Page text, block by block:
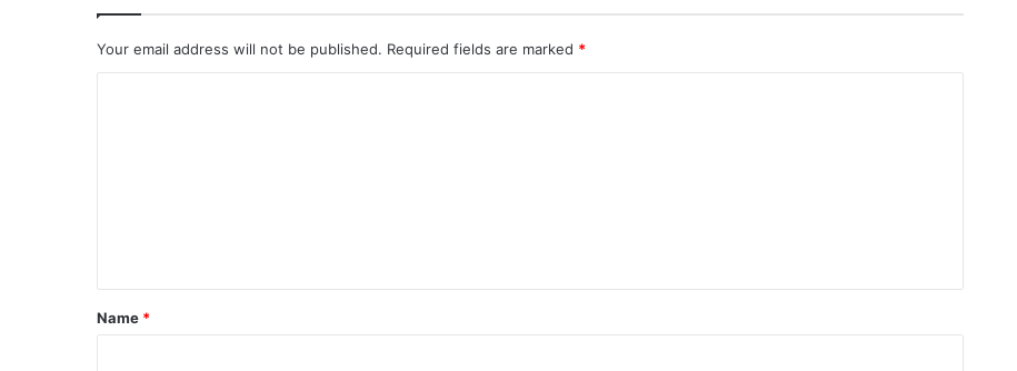
Your email address will not be published. Required fields are marked *
Name *